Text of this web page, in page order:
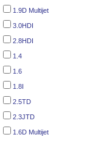
1.9D Multijet
3.0HDI
2.8HDI
1.4
1.6
1.8I
2.5TD
2.3JTD
1.6D Multijet